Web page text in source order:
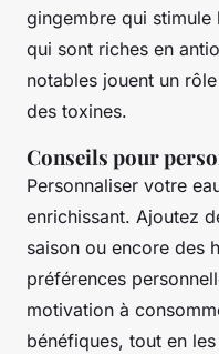
gingembre qui stimule
qui sont riches en
notables jouent un
des toxines.
Conseils pour
Personnaliser votre
enrichissant. Ajoutez
saison ou encore des
préférences
motivation à
bénéfiques, tout en